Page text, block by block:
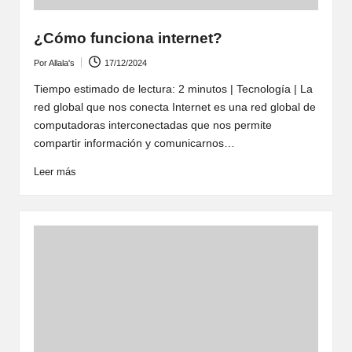
¿Cómo funciona internet?
por
PorAllala's 17/12/2024
Tiempo estimado de lectura: 2 minutos | Tecnología | La
red global que nos conecta Internet es una red global de
computadoras interconectadas que nos permite
compartir información y comunicarnos…
Leer más